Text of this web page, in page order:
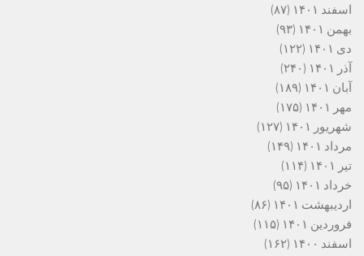
اسفند ۱۴۰۱
(۸۷)
بهمن ۱۴۰۱
(۹۳)
دی ۱۴۰۱
(۱۲۲)
آذر ۱۴۰۱
(۲۴۰)
آبان ۱۴۰۱
(۱۸۹)
مهر ۱۴۰۱
(۱۷۵)
شهریور ۱۴۰۱
(۱۲۷)
مرداد ۱۴۰۱
(۱۴۹)
تیر ۱۴۰۱
(۱۱۴)
خرداد ۱۴۰۱
(۹۵)
اردیبهشت ۱۴۰۱
(۸۶)
فروردین ۱۴۰۱
(۱۱۵)
اسفند ۱۴۰۰
(۱۶۲)